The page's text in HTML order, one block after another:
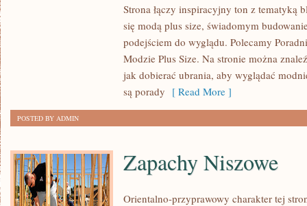
Strona łączy inspiracyjny ton z tematyką
się modą plus size, świadomym
podejściem do wyglądu. Polecamy
Modzie Plus Size. Na stronie można
jak dobierać ubrania, aby wyglądać
są porady [ Read More ]
POSTED BY ADMIN
Zapachy Niszowe
Orientalno-przyprawowy charakter tej